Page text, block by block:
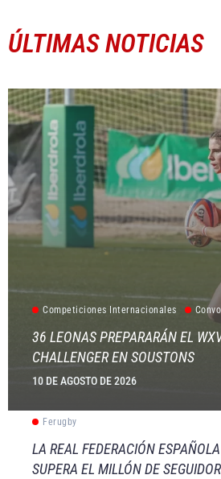
ÚLTIMAS NOTICIAS
Competiciones Internacionales
36 LEONAS PREPARARÁN EL
CHALLENGER EN SOUSTONS
10 DE AGOSTO DE 2026
Ferugby
LA REAL FEDERACIÓN
SUPERA EL MILLÓN DE